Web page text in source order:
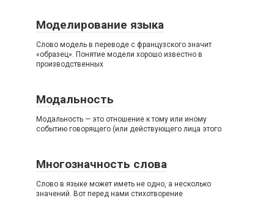
Моделирование языка
Слово модель в переводе с французского значит
«образец». Понятие модели хорошо известно в
производственных
Модальность
Модальность — это отношение к тому или иному
событию говорящего (или действующего лица этого
Многозначность слова
Слово в языке может иметь не одно, а несколько
значений. Вот перед нами стихотворение